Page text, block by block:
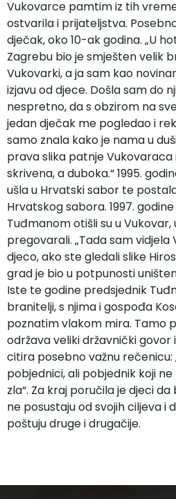
Vukovarce pamtim iz tih
ostvarila i prijateljstva.
dječak, oko 10-ak godina. „U
Zagrebu bio je smješten velik
Vukovarki, a ja sam kao
izjavu od djece. Došla sam do
nespretno, da s obzirom na
jedan dječak me pogledao i
samo znala kako je nama u
prava slika patnje Vukovaraca
skrivena, a duboka.“ 1995.
ušla u Hrvatski sabor te
Hrvatskog sabora. 1997.
Tuđmanom otišli su u Vukovar,
pregovarali. „Tada sam vidjela
djeco, ako ste gledali slike
grad je bio u potpunosti
Iste te godine predsjednik
branitelji, s njima i gospođa
poznatim vlakom mira. Tamo
održava veliki državnički govor
citira posebno važnu rečenicu:
pobjednici, ali pobjednik koji
zla“. Za kraj poručila je djeci
ne posustaju od svojih ciljeva i
poštuju druge i drugačije.